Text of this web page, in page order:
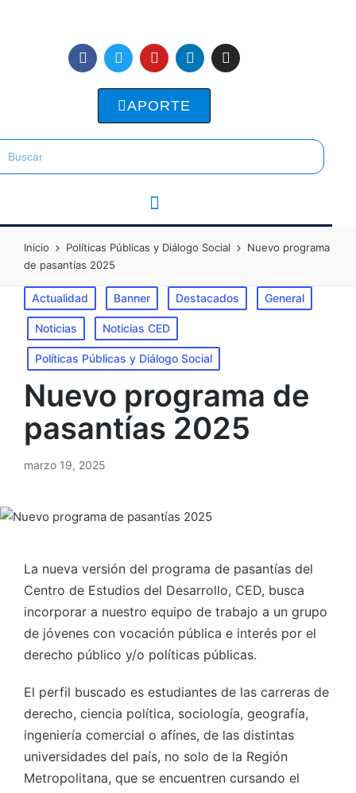
APORTE
Inicio Políticas Públicas y Diálogo Social
Nuevo programa
de pasantías 2025
Actualidad Banner Destacados General
Noticias Noticias CED
Políticas Públicas y Diálogo Social
Nuevo programa de
pasantías 2025
marzo 19, 2025
La nueva versión del programa de pasantías del
Centro de Estudios del Desarrollo, CED, busca
incorporar a nuestro equipo de trabajo a un grupo
de jóvenes con vocación pública e interés por el
derecho público y/o políticas públicas.
El perfil buscado es estudiantes de las carreras de
derecho, ciencia política, sociología, geografía,
ingeniería comercial o afínes, de las distintas
universidades del país, no solo de la Región
Metropolitana, que se encuentren cursando el